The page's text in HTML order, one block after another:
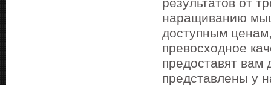
результатов от
наращиванию
доступным
превосходное
предоставят вам
представлены у